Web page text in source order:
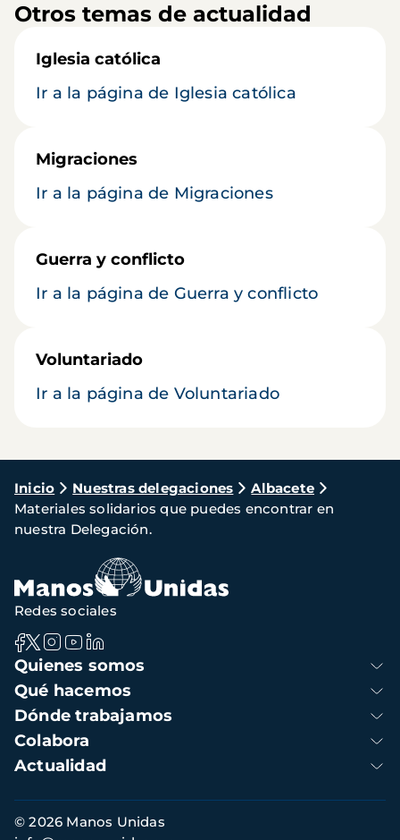
Otros temas de actualidad
Iglesia católica
Ir a la página de Iglesia católica
Migraciones
Ir a la página de Migraciones
Guerra y conflicto
Ir a la página de Guerra y conflicto
Voluntariado
Ir a la página de Voluntariado
Ruta
de
navegación
Inicio Nuestras delegaciones
Albacete
Materiales solidarios que puedes encontrar en
nuestra Delegación.
Navegación
principal
Quienes somos
Qué hacemos
Dónde trabajamos
Colabora
Actualidad
Redes sociales
Información
© 2026 Manos Unidas